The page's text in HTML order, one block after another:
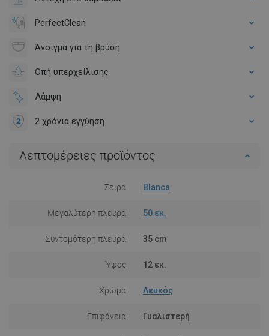
PerfectClean
Άνοιγμα για τη βρύση
Οπή υπερχείλισης
Λάμψη
2 χρόνια εγγύηση
Λεπτομέρειες προϊόντος
Σειρά Blanca
Μεγαλύτερη πλευρά 50 εκ.
Συντομότερη πλευρά 35 cm
Ύψος 12 εκ.
Χρώμα Λευκός
Επιφάνεια Γυαλιστερή